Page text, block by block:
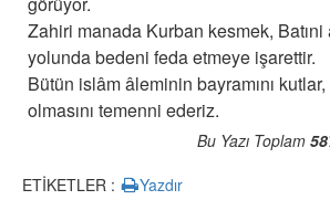
Zahiri manada Kurban kesmek,
yolunda bedeni feda etmeye işarettir.
Bütün islâm âleminin bayramını
olmasını temenni ederiz.
Bu Yazı Toplam
ETİKETLER :
Yazdır